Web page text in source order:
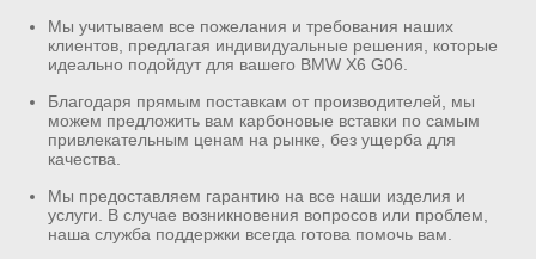
Мы учитываем все пожелания и требования наших
клиентов, предлагая индивидуальные решения, которые
идеально подойдут для вашего BMW X6 G06.
Благодаря прямым поставкам от производителей, мы
можем предложить вам карбоновые вставки по самым
привлекательным ценам на рынке, без ущерба для
качества.
Мы предоставляем гарантию на все наши изделия и
услуги. В случае возникновения вопросов или проблем,
наша служба поддержки всегда готова помочь вам.